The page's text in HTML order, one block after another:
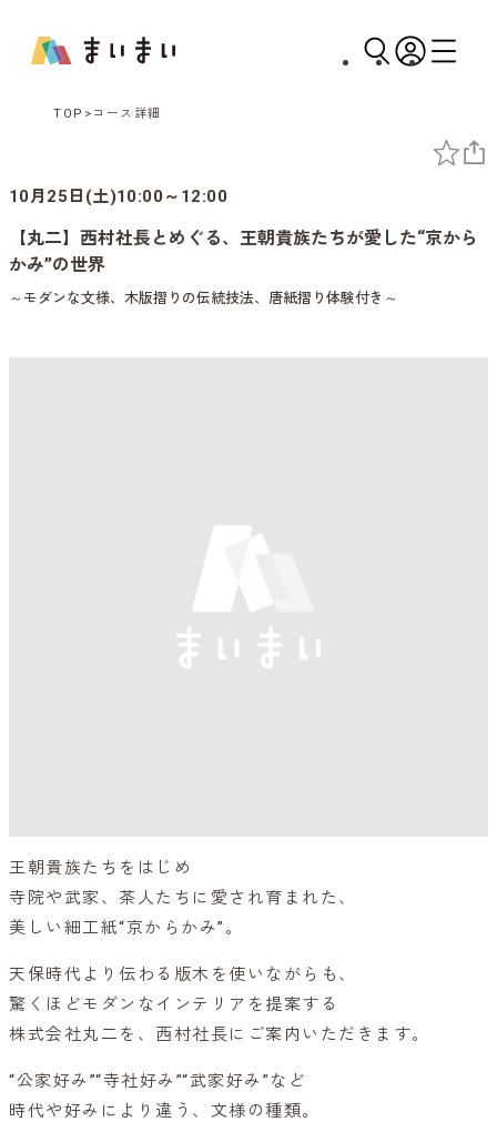
TOP コース詳細
10月25日(土)10:00～12:00
【丸二】西村社長とめぐる、王朝貴族たちが愛した“京から
かみ”の世界
～モダンな文様、木版摺りの伝統技法、唐紙摺り体験付き～
王朝貴族たちをはじめ
寺院や武家、茶人たちに愛され育まれた、
美しい細工紙“京からかみ”。
天保時代より伝わる版木を使いながらも、
驚くほどモダンなインテリアを提案する
株式会社丸二を、西村社長にご案内いただきます。
“公家好み”“寺社好み”“武家好み”など
時代や好みにより違う、文様の種類。